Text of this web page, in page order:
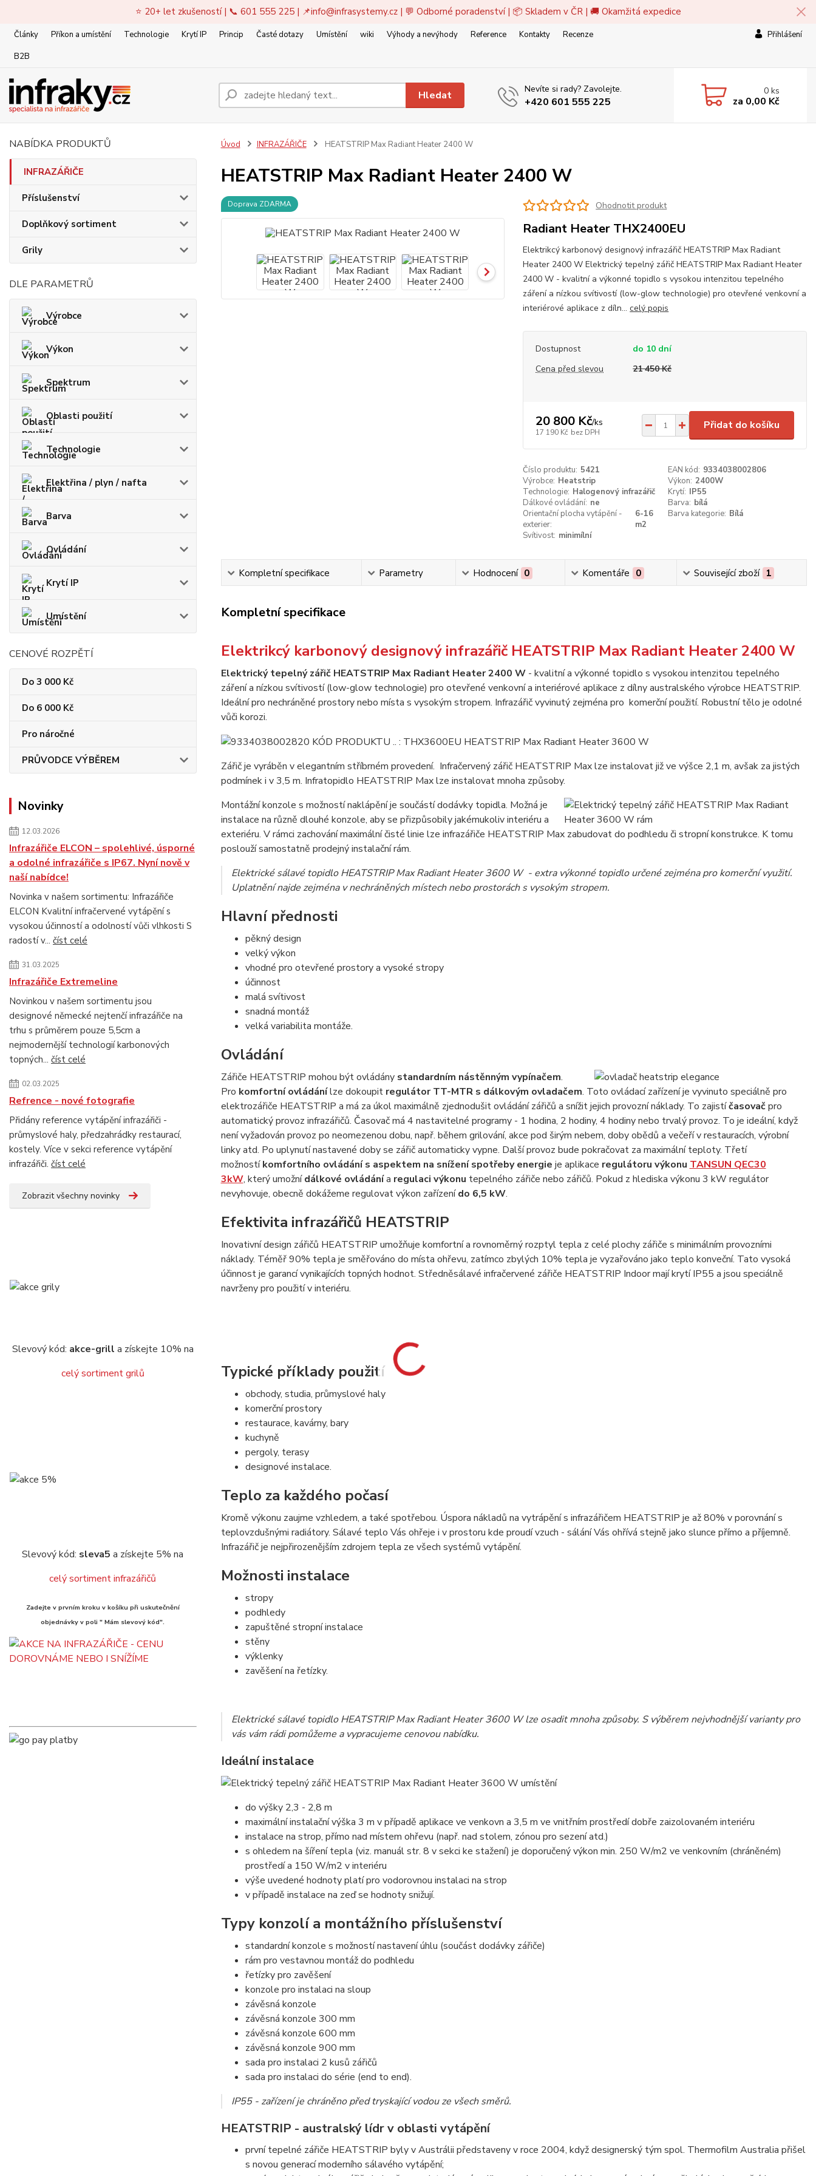
⭐ 20+ let zkušeností | 📞 601 555 225 | 📌info@infrasystemy.cz| 💬 Odborné poradenství | 📦 Skladem v ČR | 🚚 Okamžitá expedice
Články Příkon a umístění Technologie Krytí IP Princip Časté dotazy Umístění wiki Výhody a nevýhody Reference Kontakty
Recenze
B2B
Přihlášení
Hledat Nevíte si rady? Zavolejte.
+420 601 555 225
0 ks
za 0,00 Kč
NABÍDKA PRODUKTŮ
INFRAZÁŘIČE
Příslušenství
Doplňkový sortiment
Grily
DLE PARAMETRŮ
Výrobce
Výkon
Spektrum
Oblasti použití
Technologie
Elektřina / plyn / nafta
Barva
Ovládání
Krytí IP
Umístění
CENOVÉ ROZPĚTÍ
Do 3 000 Kč
Do 6 000 Kč
Pro náročné
PRŮVODCE VÝBĚREM
Novinky
12.03.2026
Infrazářiče ELCON – spolehlivé, úsporné
a odolné infrazářiče s IP67. Nyní nově v
naší nabídce!
Novinka v našem sortimentu: Infrazářiče
ELCON Kvalitní infračervené vytápění s
vysokou účinností a odolností vůči vlhkosti S
radostí v... číst celé
31.03.2025
Infrazářiče Extremeline
Novinkou v našem sortimentu jsou
designové německé nejtenčí infrazářiče na
trhu s průměrem pouze 5,5cm a
nejmodernější technologií karbonových
topných... číst celé
02.03.2025
Refrence - nové fotografie
Přidány reference vytápění infrazářiči -
průmyslové haly, předzahrádky restaurací,
kostely. Více v sekci reference vytápění
infrazářiči. číst celé
Zobrazit všechny novinky
Slevový kód: akce-grill a získejte 10% na
celý sortiment grilů
Slevový kód: sleva5 a získejte 5% na
celý sortiment infrazářičů
Zadejte v prvním kroku v košíku při uskutečnění
objednávky v poli " Mám slevový kód".
Úvod INFRAZÁŘIČE HEATSTRIP Max Radiant Heater 2400 W
HEATSTRIP Max Radiant Heater 2400 W
Doprava ZDARMA Ohodnotit produkt
Radiant Heater THX2400EU
Elektrikcý karbonový designový infrazářič HEATSTRIP Max Radiant
Heater 2400 W Elektrický tepelný zářič HEATSTRIP Max Radiant Heater
2400 W - kvalitní a výkonné topidlo s vysokou intenzitou tepelného
záření a nízkou svítivostí (low-glow technologie) pro otevřené venkovní a
interiérové aplikace z díln...celý popis
Dostupnost
do 10 dní
Cena před slevou
21 450 Kč
20 800 Kč/ks
17 190 Kč bez DPH
Přidat do košíku
Číslo produktu: 5421 EAN kód: 9334038002806
Výrobce: Heatstrip Výkon: 2400W
Technologie: Halogenový infrazářič Krytí: IP55
Dálkové ovládání: ne Barva: bílá
Orientační plocha vytápění -
exterier:
6-16
m2
Barva kategorie: Bílá
Svítivost: minimílní
Kompletní specifikace Parametry Hodnocení 0 Komentáře 0 Související zboží 1
Kompletní specifikace
Elektrikcý karbonový designový infrazářič HEATSTRIP Max Radiant Heater 2400 W
Elektrický tepelný zářič HEATSTRIP Max Radiant Heater 2400 W- kvalitní a výkonné topidlo s vysokou intenzitou tepelného
záření a nízkou svítivostí (low-glow technologie) pro otevřené venkovní a interiérové aplikace z dílny australského výrobce HEATSTRIP.
Ideální pro nechráněné prostory nebo místa s vysokým stropem. Infrazářič vyvinutý zejména pro komerční použití. Robustní tělo je odolné
vůči korozi.
Zářič je vyráběn v elegantním stříbrném provedení. Infračervený zářič HEATSTRIP Max lze instalovat již ve výšce 2,1 m, avšak za jistých
podmínek i v 3,5 m. Infratopidlo HEATSTRIP Max lze instalovat mnoha způsoby.
Montážní konzole s možností naklápění je součástí dodávky topidla. Možná je
instalace na různě dlouhé konzole, aby se přizpůsobily jakémukoliv interiéru a
exteriéru. V rámci zachování maximální čisté linie lze infrazářiče HEATSTRIP Max zabudovat do podhledu či stropní konstrukce. K tomu
poslouží samostatně prodejný instalační rám.
Elektrické sálavé topidlo HEATSTRIP Max Radiant Heater 3600 W - extra výkonné topidlo určené zejména pro komerční využití.
Uplatnění najde zejména v nechráněných místech nebo prostorách s vysokým stropem.
Hlavní přednosti
pěkný design
velký výkon
vhodné pro otevřené prostory a vysoké stropy
účinnost
malá svítivost
snadná montáž
velká variabilita montáže.
Ovládání
Zářiče HEATSTRIP mohou být ovládány standardním nástěnným vypínačem.
Pro komfortní ovládánílze dokoupit regulátor TT-MTR s dálkovým ovladačem. Toto ovládací zařízení je vyvinuto speciálně pro
elektrozářiče HEATSTRIP a má za úkol maximálně zjednodušit ovládání zářičů a snížit jejich provozní náklady. To zajistíčasovačpro
automatický provoz infrazářičů. Časovač má 4 nastavitelné programy - 1 hodina, 2 hodiny, 4 hodiny nebo trvalý provoz. To je ideální, když
není vyžadován provoz po neomezenou dobu, např. během grilování, akce pod širým nebem, doby obědů a večeří v restauracích, výrobní
linky atd. Po uplynutí nastavené doby se zářič automaticky vypne. Další provoz bude pokračovat za maximální teploty. Třetí
možnostíkomfortního ovládání s aspektem na snížení spotřeby energie je aplikace regulátoru výkonu TANSUN QEC30
3kW, který umožnídálkové ovládánía regulaci výkonu tepelného zářiče nebo zářičů. Pokud z hlediska výkonu 3 kW regulátor
nevyhovuje, obecně dokážeme regulovat výkon zařízenído 6,5 kW.
Efektivita infrazářičů HEATSTRIP
Inovativní design zářičů HEATSTRIP umožňuje komfortní a rovnoměrný rozptyl tepla z celé plochy zářiče s minimálním provozními
náklady. Téměř 90% tepla je směřováno do místa ohřevu, zatímco zbylých 10% tepla je vyzařováno jako teplo konveční. Tato vysoká
účinnost je garancí vynikajících topných hodnot. Středněsálavé infračervené zářiče HEATSTRIP Indoor mají krytí IP55 a jsou speciálně
navrženy pro použití v interiéru.
Typické příklady použití
obchody, studia, průmyslové haly
komerční prostory
restaurace, kavárny, bary
kuchyně
pergoly, terasy
designové instalace.
Teplo za každého počasí
Kromě výkonu zaujme vzhledem, a také spotřebou. Úspora nákladů na vytrápění s infrazářičem HEATSTRIP je až 80% v porovnání s
teplovzdušnými radiátory. Sálavé teplo Vás ohřeje i v prostoru kde proudí vzuch - sálání Vás ohřívá stejně jako slunce přímo a příjemně.
Infrazářič je nejpřirozenějším zdrojem tepla ze všech systémů vytápění.
Možnosti instalace
stropy
podhledy
zapuštěné stropní instalace
stěny
výklenky
zavěšení na řetízky.
Elektrické sálavé topidlo HEATSTRIP Max Radiant Heater 3600 W lze osadit mnoha způsoby. S výběrem nejvhodnější varianty pro
vás vám rádi pomůžeme a vypracujeme cenovou nabídku.
Ideální instalace
do výšky 2,3 - 2,8 m
maximální instalační výška 3 m v případě aplikace ve venkovn a 3,5 m ve vnitřním prostředí dobře zaizolovaném interiéru
instalace na strop, přímo nad místem ohřevu (např. nad stolem, zónou pro sezení atd.)
s ohledem na šíření tepla (viz. manuál str. 8 v sekci ke stažení) je doporučený výkon min. 250 W/m2 ve venkovním (chráněném)
prostředí a 150 W/m2 v interiéru
výše uvedené hodnoty platí pro vodorovnou instalaci na strop
v případě instalace na zeď se hodnoty snižují.
Typy konzolí a montážního příslušenství
standardní konzole s možností nastavení úhlu (součást dodávky zářiče)
rám pro vestavnou montáž do podhledu
řetízky pro zavěšení
konzole pro instalaci na sloup
závěsná konzole
závěsná konzole 300 mm
závěsná konzole 600 mm
závěsná konzole 900 mm
sada pro instalaci 2 kusů zářičů
sada pro instalaci do série (end to end).
IP55 - zařízení je chráněno před tryskající vodou ze všech směrů.
HEATSTRIP - australský lídr v oblasti vytápění
první tepelné zářiče HEATSTRIP byly v Austrálii představeny v roce 2004, když designerský tým spol. Thermofilm Australia přišel
s novou generací moderního sálavého vytápění;